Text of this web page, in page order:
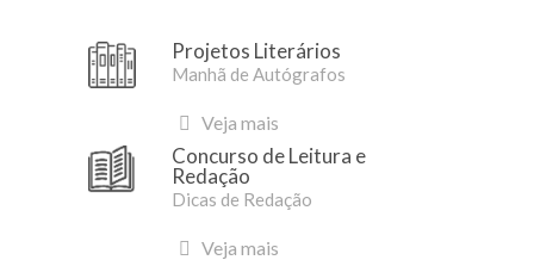
Projetos Literários
Manhã de Autógrafos
Veja mais
Concurso de Leitura e
Redação
Dicas de Redação
Veja mais